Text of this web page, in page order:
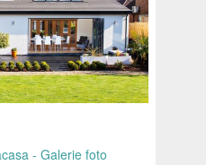
- Galerie foto